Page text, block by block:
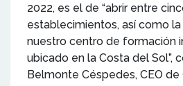
2022, es el de “abrir entre
establecimientos, así como
nuestro centro de formación
ubicado en la Costa del Sol”,
Belmonte Céspedes, CEO de